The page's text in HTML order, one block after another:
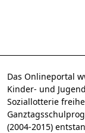
Das Onlineportal
Kinder- und
Soziallotterie
(2004-2015)